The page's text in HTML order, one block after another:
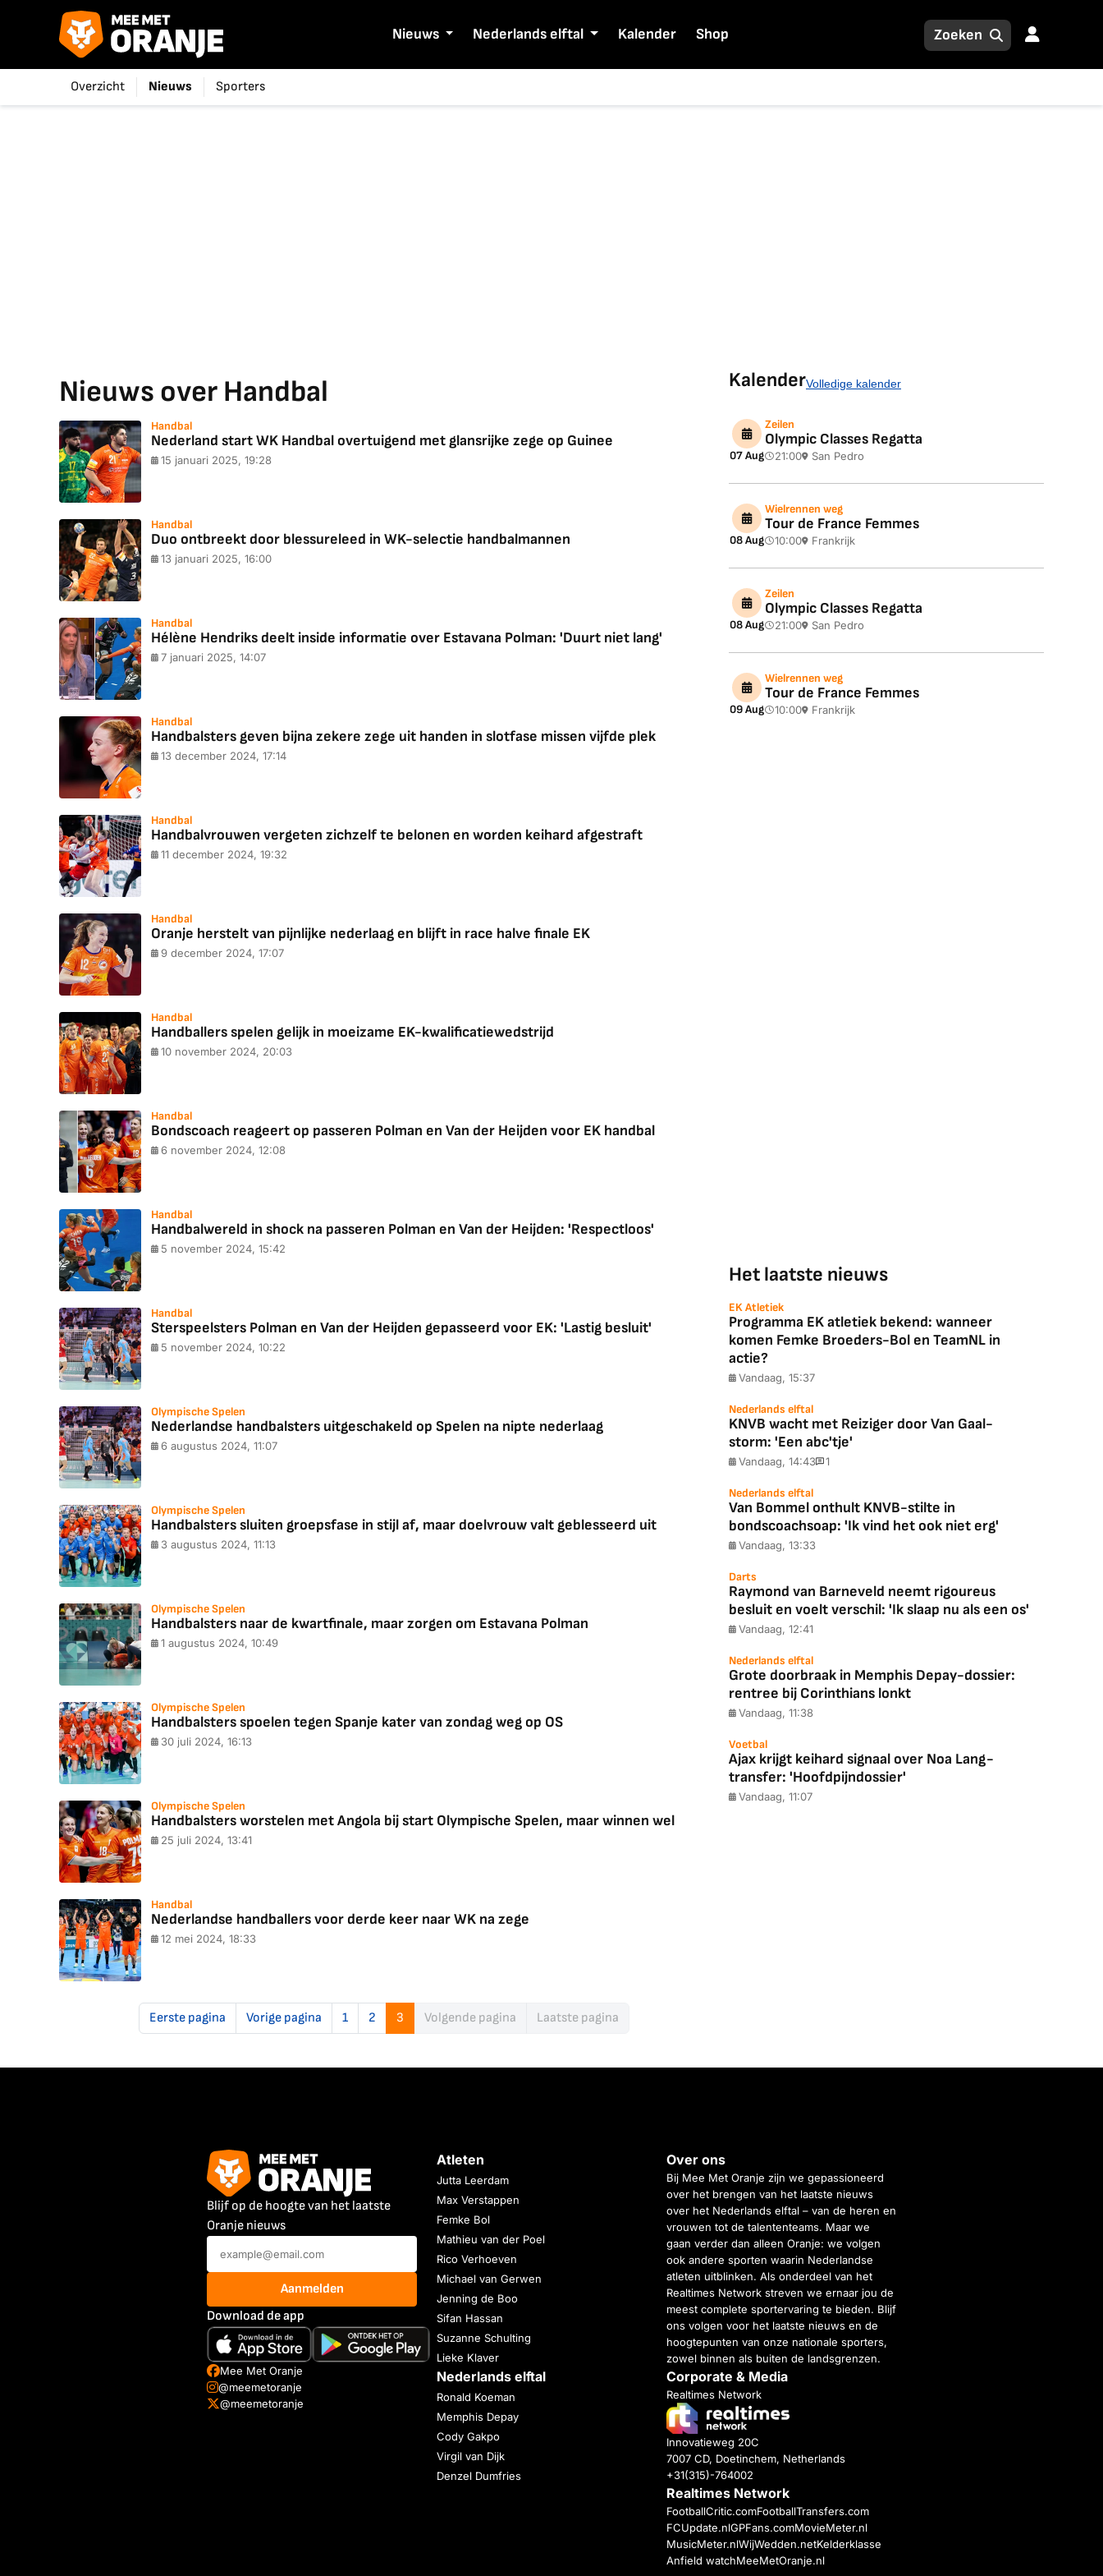
Nieuws Nederlands elftal Kalender Shop
Overzicht Nieuws Sporters
Nieuws over Handbal
Handbal
Nederland start WK Handbal overtuigend met glansrijke zege op Guinee
15 januari 2025, 19:28
Handbal
Duo ontbreekt door blessureleed in WK-selectie handbalmannen
13 januari 2025, 16:00
Handbal
Hélène Hendriks deelt inside informatie over Estavana Polman: 'Duurt niet lang'
7 januari 2025, 14:07
Handbal
Handbalsters geven bijna zekere zege uit handen in slotfase missen vijfde plek
13 december 2024, 17:14
Handbal
Handbalvrouwen vergeten zichzelf te belonen en worden keihard afgestraft
11 december 2024, 19:32
Handbal
Oranje herstelt van pijnlijke nederlaag en blijft in race halve finale EK
9 december 2024, 17:07
Handbal
Handballers spelen gelijk in moeizame EK-kwalificatiewedstrijd
10 november 2024, 20:03
Handbal
Bondscoach reageert op passeren Polman en Van der Heijden voor EK handbal
6 november 2024, 12:08
Handbal
Handbalwereld in shock na passeren Polman en Van der Heijden: 'Respectloos'
5 november 2024, 15:42
Handbal
Sterspeelsters Polman en Van der Heijden gepasseerd voor EK: 'Lastig besluit'
5 november 2024, 10:22
Olympische Spelen
Nederlandse handbalsters uitgeschakeld op Spelen na nipte nederlaag
6 augustus 2024, 11:07
Olympische Spelen
Handbalsters sluiten groepsfase in stijl af, maar doelvrouw valt geblesseerd uit
3 augustus 2024, 11:13
Olympische Spelen
Handbalsters naar de kwartfinale, maar zorgen om Estavana Polman
1 augustus 2024, 10:49
Olympische Spelen
Handbalsters spoelen tegen Spanje kater van zondag weg op OS
30 juli 2024, 16:13
Olympische Spelen
Handbalsters worstelen met Angola bij start Olympische Spelen, maar winnen wel
25 juli 2024, 13:41
Handbal
Nederlandse handballers voor derde keer naar WK na zege
12 mei 2024, 18:33
Eerste pagina Vorige pagina 1 2 3 Volgende pagina Laatste pagina
KalenderVolledige kalender
07 Aug
Zeilen
Olympic Classes Regatta
21:00 San Pedro
08 Aug
Wielrennen weg
Tour de France Femmes
10:00 Frankrijk
08 Aug
Zeilen
Olympic Classes Regatta
21:00 San Pedro
09 Aug
Wielrennen weg
Tour de France Femmes
10:00 Frankrijk
Het laatste nieuws
EK Atletiek
Programma EK atletiek bekend: wanneer
komen Femke Broeders-Bol en TeamNL in
actie?
Vandaag, 15:37
Nederlands elftal
KNVB wacht met Reiziger door Van Gaal-
storm: 'Een abc'tje'
Vandaag, 14:43 1
Nederlands elftal
Van Bommel onthult KNVB-stilte in
bondscoachsoap: 'Ik vind het ook niet erg'
Vandaag, 13:33
Darts
Raymond van Barneveld neemt rigoureus
besluit en voelt verschil: 'Ik slaap nu als een os'
Vandaag, 12:41
Nederlands elftal
Grote doorbraak in Memphis Depay-dossier:
rentree bij Corinthians lonkt
Vandaag, 11:38
Voetbal
Ajax krijgt keihard signaal over Noa Lang-
transfer: 'Hoofdpijndossier'
Vandaag, 11:07
Blijf op de hoogte van het laatste
Oranje nieuws
Aanmelden
Download de app
Mee Met Oranje
@meemetoranje
@meemetoranje
Atleten
Jutta Leerdam
Max Verstappen
Femke Bol
Mathieu van der Poel
Rico Verhoeven
Michael van Gerwen
Jenning de Boo
Sifan Hassan
Suzanne Schulting
Lieke Klaver
Nederlands elftal
Ronald Koeman
Memphis Depay
Cody Gakpo
Virgil van Dijk
Denzel Dumfries
Over ons
Bij Mee Met Oranje zijn we gepassioneerd
over het brengen van het laatste nieuws
over het Nederlands elftal – van de heren en
vrouwen tot de talententeams. Maar we
gaan verder dan alleen Oranje: we volgen
ook andere sporten waarin Nederlandse
atleten uitblinken. Als onderdeel van het
Realtimes Network streven we ernaar jou de
meest complete sportervaring te bieden. Blijf
ons volgen voor het laatste nieuws en de
hoogtepunten van onze nationale sporters,
zowel binnen als buiten de landsgrenzen.
Corporate & Media
Realtimes Network
Innovatieweg 20C
7007 CD, Doetinchem, Netherlands
+31(315)-764002
Realtimes Network
FootballCritic.comFootballTransfers.com
FCUpdate.nlGPFans.comMovieMeter.nl
MusicMeter.nlWijWedden.netKelderklasse
Anfield watchMeeMetOranje.nl